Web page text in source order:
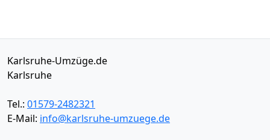
Karlsruhe-Umzüge.de
Karlsruhe
Tel.: 01579-2482321
E-Mail: info@karlsruhe-umzuege.de